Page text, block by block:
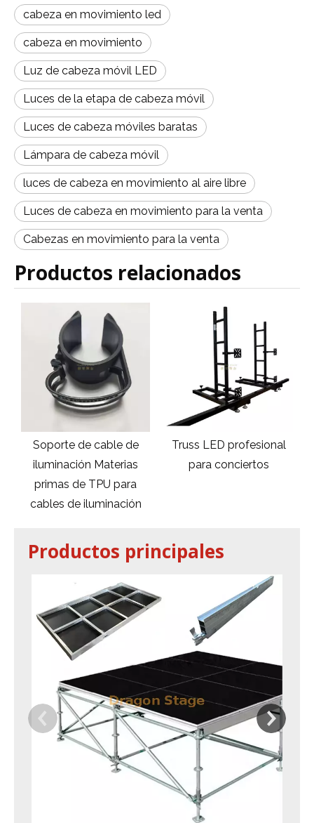
cabeza en movimiento led
cabeza en movimiento
Luz de cabeza móvil LED
Luces de la etapa de cabeza móvil
Luces de cabeza móviles baratas
Lámpara de cabeza móvil
luces de cabeza en movimiento al aire libre
Luces de cabeza en movimiento para la venta
Cabezas en movimiento para la venta
Productos relacionados
Soporte de cable de
iluminación Materias
primas de TPU para
cables de iluminación
Truss LED profesional
para conciertos
Productos principales